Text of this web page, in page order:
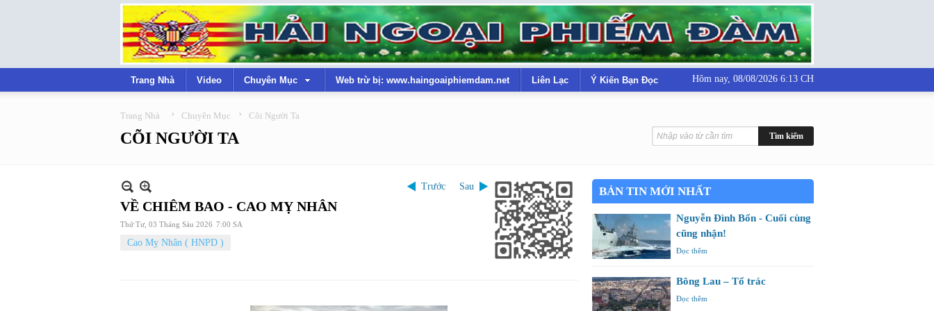
Trang Nhà Video Chuyên Mục Web trừ bị: www.haingoaiphiemdam.net Liên Lạc Ý Kiến Bạn Đọc Hôm nay, 08/08/2026 6:13 CH
Trang Nhà › Chuyên Mục › Cõi Người Ta
CÕI NGƯỜI TA
Trước Sau
VỀ CHIÊM BAO - CAO MỴ NHÂN
Thứ Tư, 03 Tháng Sáu 2026 7:00 SA
Cao Mỵ Nhân ( HNPD )
BẢN TIN MỚI NHẤT
Nguyễn Đình Bổn - Cuối cùng
cũng nhận!
Đọc thêm
Bông Lau – Tổ trác
Đọc thêm